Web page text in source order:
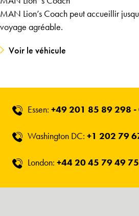
MAN Lion’s Coach peut accueillir
voyage agréable.
Voir le véhicule
Essen:+49 201 85 89 298 -
Washington DC:+1 202 79
London:+44 20 45 79 49 75